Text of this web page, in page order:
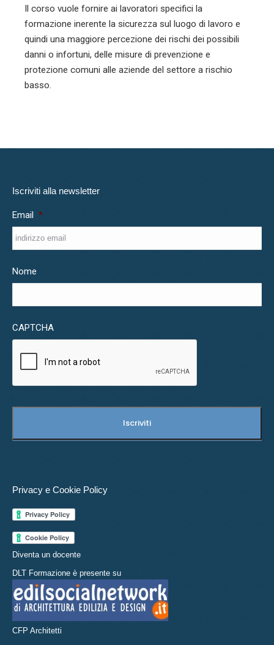
Il corso vuole fornire ai lavoratori specifici la
formazione inerente la sicurezza sul luogo di lavoro e
quindi una maggiore percezione dei rischi dei possibili
danni o infortuni, delle misure di prevenzione e
protezione comuni alle aziende del settore a rischio
basso.
Iscriviti alla newsletter
Email *
Nome
CAPTCHA
Privacy e Cookie Policy
Diventa un docente
DLT Formazione è presente su
CFP Architetti